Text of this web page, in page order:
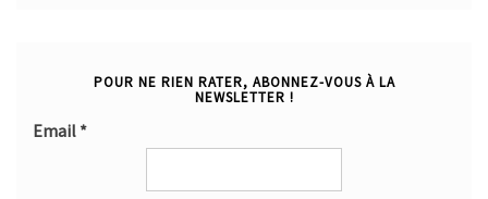
POUR NE RIEN RATER, ABONNEZ-VOUS À LA
NEWSLETTER !
Email *